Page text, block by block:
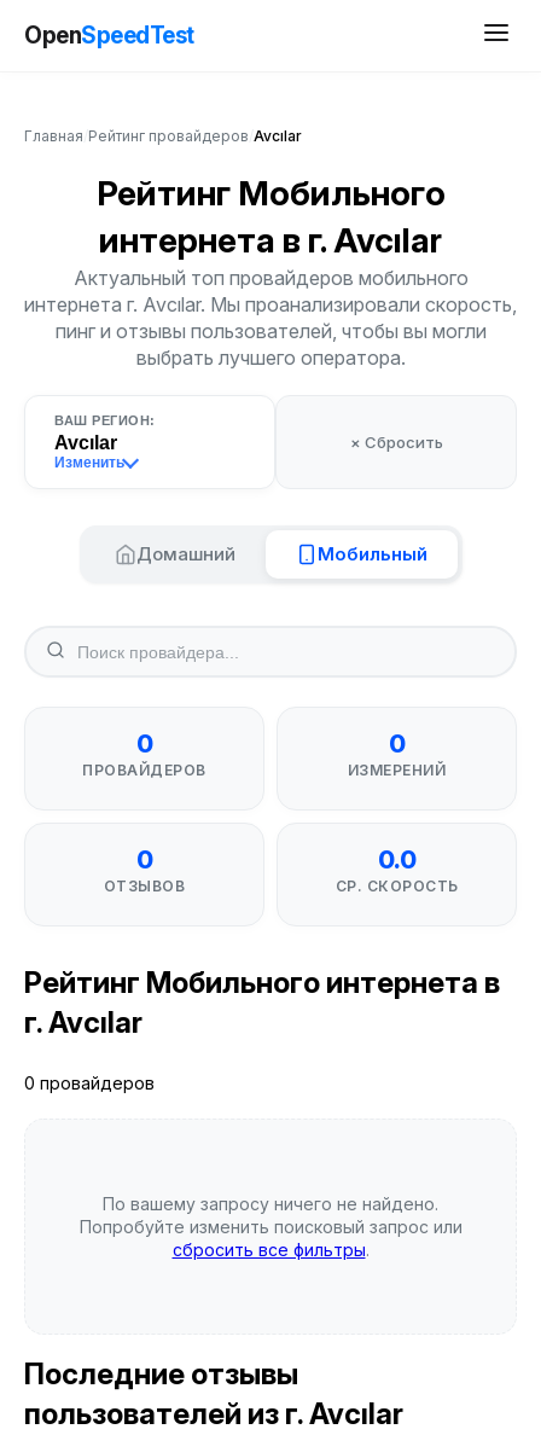
OpenSpeedTest
Главная Рейтинг провайдеров Avcılar
Рейтинг Мобильного
интернета в г. Avcılar
Актуальный топ провайдеров мобильного
интернета г. Avcılar. Мы проанализировали скорость,
пинг и отзывы пользователей, чтобы вы могли
выбрать лучшего оператора.
ВАШ РЕГИОН:
Avcılar
Изменить
× Сбросить
Домашний Мобильный
0
ПРОВАЙДЕРОВ
0
ИЗМЕРЕНИЙ
0
ОТЗЫВОВ
0.0
СР. СКОРОСТЬ
Рейтинг Мобильного интернета в
г. Avcılar
0 провайдеров
По вашему запросу ничего не найдено.
Попробуйте изменить поисковый запрос или
сбросить все фильтры.
Последние отзывы
пользователей из г. Avcılar